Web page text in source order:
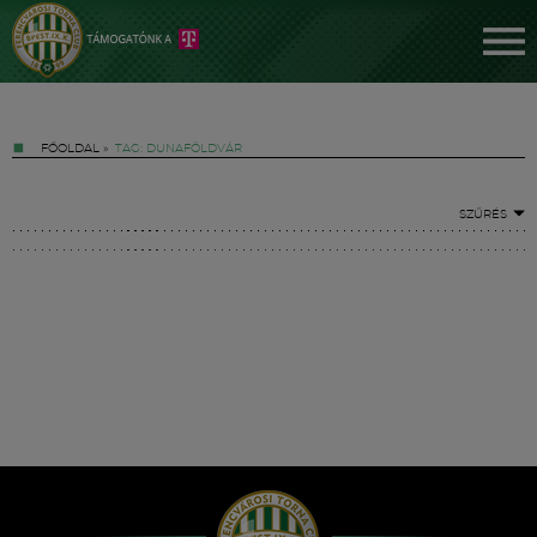
FŐOLDAL » TAG: DUNAFÖLDVÁR
SZŰRÉS
Hírek